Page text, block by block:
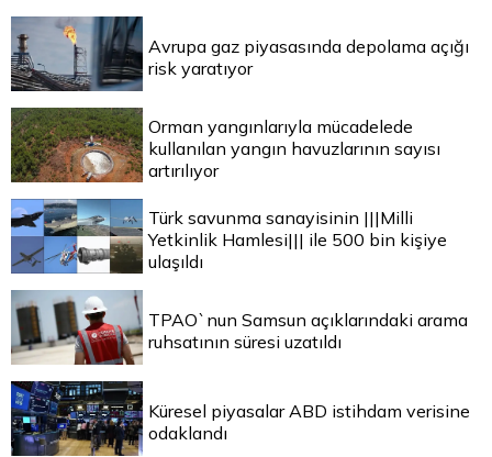
Avrupa gaz piyasasında depolama açığı
risk yaratıyor
Orman yangınlarıyla mücadelede
kullanılan yangın havuzlarının sayısı
artırılıyor
Türk savunma sanayisinin |||Milli
Yetkinlik Hamlesi||| ile 500 bin kişiye
ulaşıldı
TPAO`nun Samsun açıklarındaki arama
ruhsatının süresi uzatıldı
Küresel piyasalar ABD istihdam verisine
odaklandı